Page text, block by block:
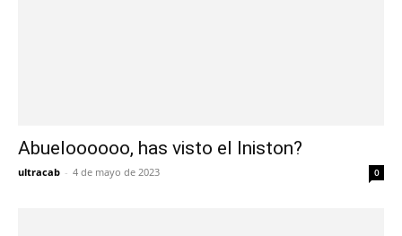
Abueloooooo, has visto el Iniston?
ultracab - 4 de mayo de 2023 0